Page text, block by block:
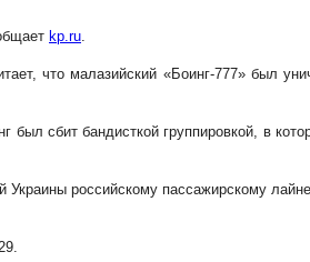
kp.ru.
что малазийский «Боинг-777» был
был сбит бандисткой группировкой, в
российскому пассажирскому